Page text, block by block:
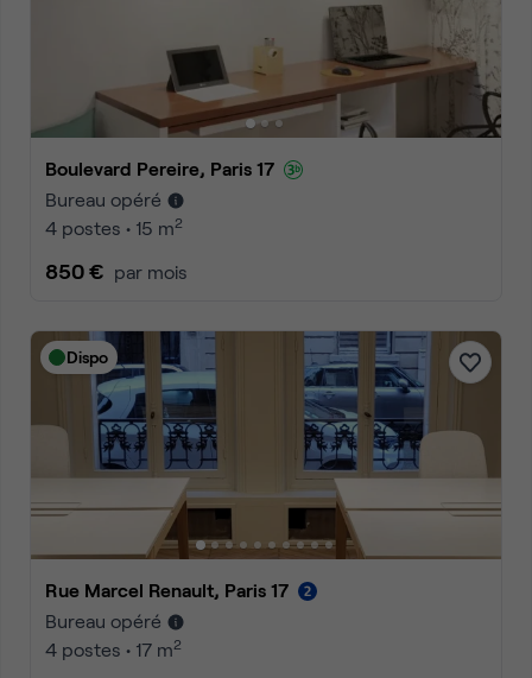
Boulevard Pereire, Paris 17
Bureau opéré
4 postes • 15 m2
850 € par mois
Dispo
Rue Marcel Renault, Paris 17
Bureau opéré
4 postes • 17 m2